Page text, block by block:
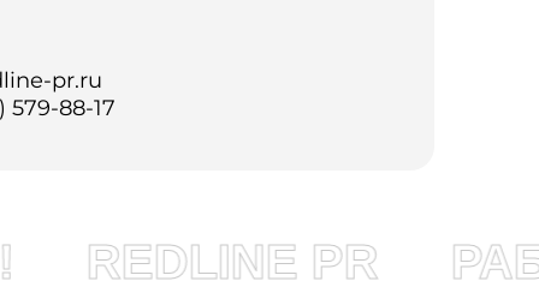
pr.ru
579-88-17
REDLINE PR